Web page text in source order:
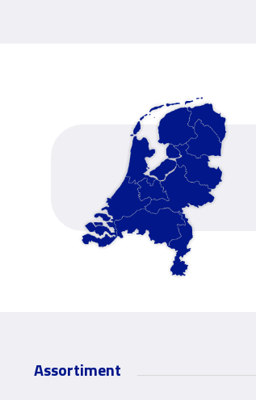
Assortiment